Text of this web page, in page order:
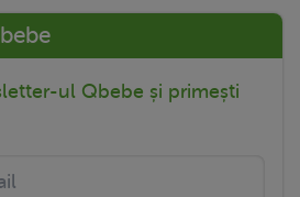
ul Qbebe și primești